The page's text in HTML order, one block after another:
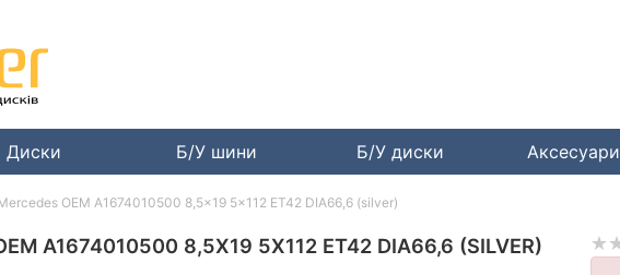
Диски Б/У шини Б/У диски Аксесуари
A1674010500 8,5X19 5X112 ET42 DIA66,6 (SILVER)
OEM A1674010500 8,5x19 5x112 ET42 DIA66,6 (silver)